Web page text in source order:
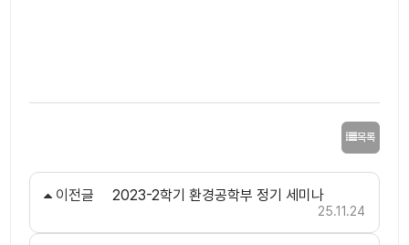
목록
이전글 2023-2학기 환경공학부 정기 세미나
25.11.24